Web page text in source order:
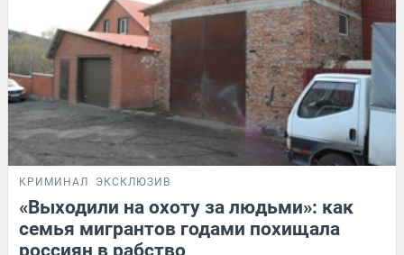
КРИМИНАЛ ЭКСКЛЮЗИВ
«Выходили на охоту за людьми»: как
семья мигрантов годами похищала
россиян в рабство